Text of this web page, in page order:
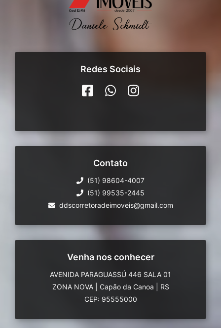
Redes Sociais
Contato
(51) 98604-4007
(51) 99535-2445
ddscorretoradeimoveis@gmail.com
Venha nos conhecer
AVENIDA PARAGUASSÚ 446 SALA 01
ZONA NOVA
Capão da Canoa
RS
CEP: 95555000